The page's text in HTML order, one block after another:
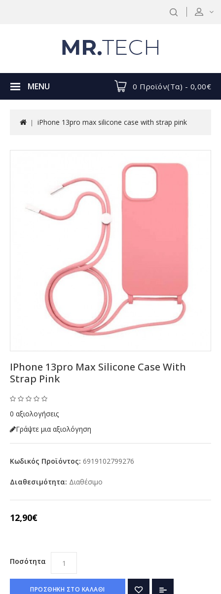
0 Προϊόν(τα) - 0,00€
MENU
iPhone 13pro max silicone case with strap pink
IPhone 13pro Max Silicone Case With
Strap Pink
0 αξιολογήσεις
Γράψτε μια αξιολόγηση
Κωδικός Προϊόντος: 6919102799276
Διαθεσιμότητα: Διαθέσιμο
12,90€
Ποσότητα
ΠΡΟΣΘΗΚΗ ΣΤΟ ΚΑΛΑΘΙ